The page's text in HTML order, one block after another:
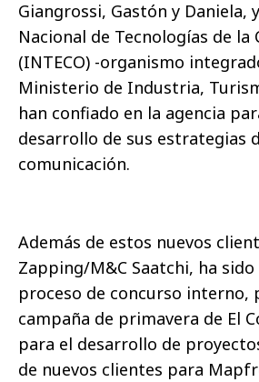
Giangrossi, Gastón y
Nacional de Tecnologías de la
(INTECO) -organismo
Ministerio de Industria,
han confiado en la agencia
desarrollo de sus estrategias
comunicación.
Además de estos nuevos
Zapping/M&C Saatchi, ha
proceso de concurso interno,
campaña de primavera de El
para el desarrollo de
de nuevos clientes para